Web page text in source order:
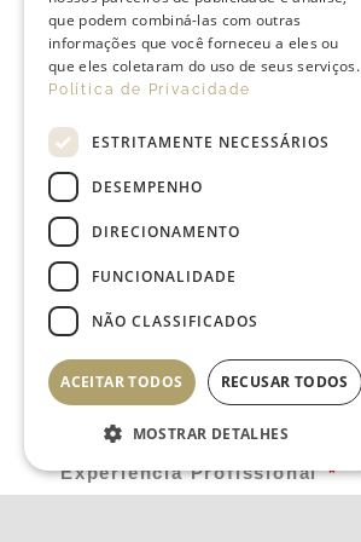
Português
Outros Idiomas
Experiência Profissional
que podem combiná-las com outras
informações que você forneceu a eles ou
que eles coletaram do uso de seus serviços.
Política de Privacidade
ESTRITAMENTE NECESSÁRIOS
DESEMPENHO
DIRECIONAMENTO
FUNCIONALIDADE
NÃO CLASSIFICADOS
ACEITAR TODOS RECUSAR TODOS
MOSTRAR DETALHES